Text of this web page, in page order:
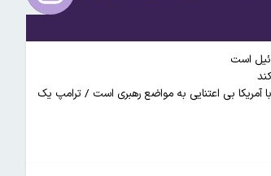
است
بی اعتنایی به مواضع رهبری است / ترامپ یک